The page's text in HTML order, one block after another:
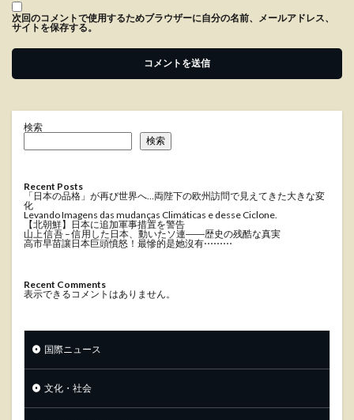
次回のコメントで使用するためブラウザーに自分の名前、メールアドレス、
サイトを保存する。
検索
検索
Recent Posts
「日本の品格」が再び世界へ…両陛下の欧州訪問で見えてきた大きな変
化
Levando Imagens das mudanças Climáticas e desse Ciclone.
【北朝鮮】日本に追加軍事措置を警告
山上 信吾 – 信用した日本、動いたソ連――歴史の残酷な真実
高市早苗讓日本巨頭憤怒！最慘的是她沒有⋯⋯⋯
Recent Comments
表示できるコメントはありません。
国際ニュース
文化・社会